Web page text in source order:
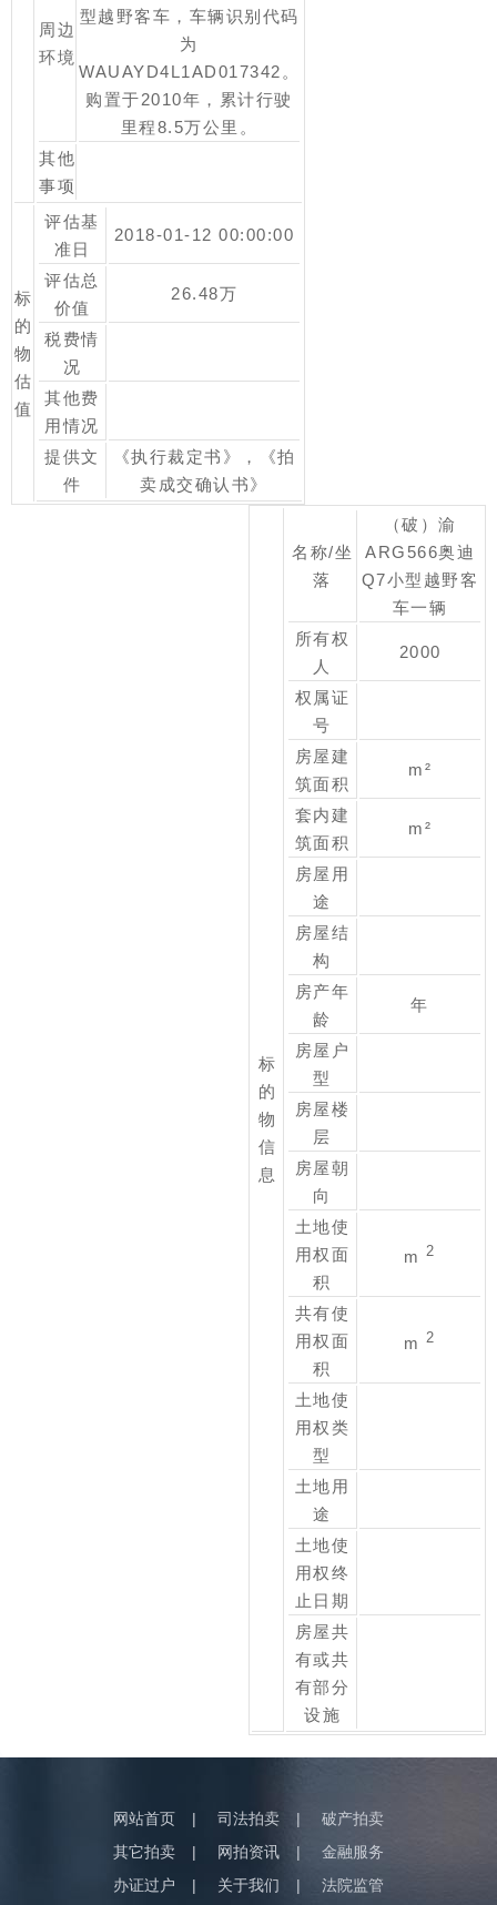
周边
环境
型越野客车，车辆识别代码
为
WAUAYD4L1AD017342。
购置于2010年，累计行驶
里程8.5万公里。
其他
事项
标
的
物
估
值
评估基
准日
2018-01-12 00:00:00
评估总
价值
26.48万
税费情
况
其他费
用情况
提供文
件
《执行裁定书》，《拍
卖成交确认书》
标
的
物
信
息
名称/坐
落
（破）渝
ARG566奥迪
Q7小型越野客
车一辆
所有权
人
2000
权属证
号
房屋建
筑面积
m²
套内建
筑面积
m²
房屋用
途
房屋结
构
房产年
龄
年
房屋户
型
房屋楼
层
房屋朝
向
土地使
用权面
积
m2
共有使
用权面
积
m2
土地使
用权类
型
土地用
途
土地使
用权终
止日期
房屋共
有或共
有部分
设施
网站首页 | 司法拍卖 |
破产拍卖
其它拍卖
| 网拍资讯 |
金融服务
办证过户
| 关于我们 | 法院监管